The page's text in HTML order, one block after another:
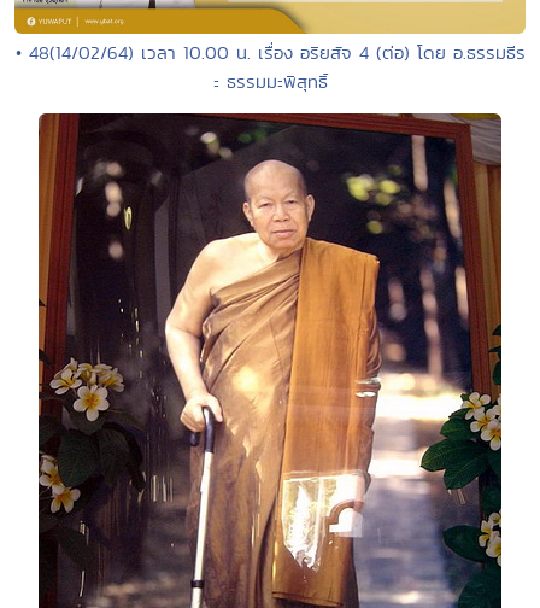
• 48(14/02/64) เวลา 10.00 น. เรื่อง อริยสัจ 4 (ต่อ) โดย อ.ธรรมธีร
ะ ธรรมมะพิสุทธิ์